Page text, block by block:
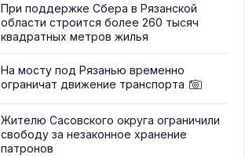
При поддержке Сбера в Рязанской
области строится более 260 тысяч
квадратных метров жилья
На мосту под Рязанью временно
ограничат движение транспорта
Жителю Сасовского округа ограничили
свободу за незаконное хранение
патронов